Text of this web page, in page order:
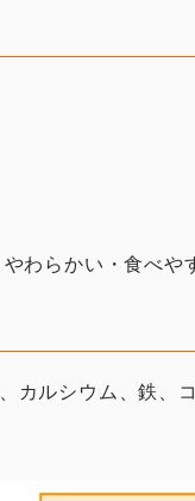
わらかい・食べや
カルシウム、鉄、